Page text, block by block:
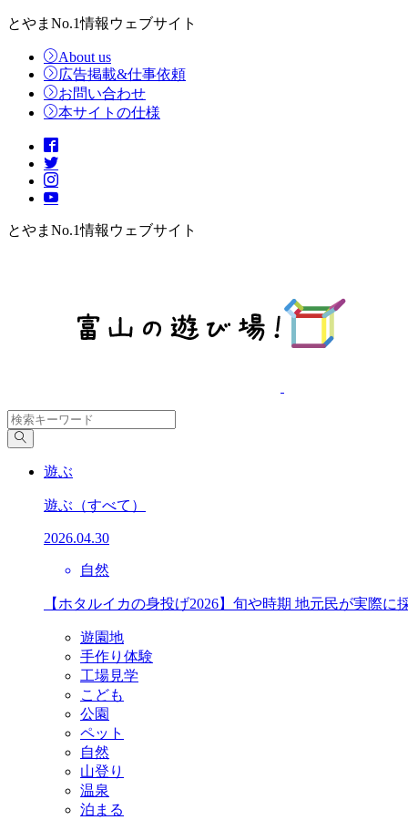
とやまNo.1情報ウェブサイト
About us
広告掲載&仕事依頼
お問い合わせ
本サイトの仕様
とやまNo.1情報ウェブサイト
遊ぶ
遊ぶ （すべて）
2026.04.30
自然
【ホタルイカの身投げ2026】旬や時期 地元民が実際に
遊園地
手作り体験
工場見学
こども
公園
ペット
自然
山登り
温泉
泊まる